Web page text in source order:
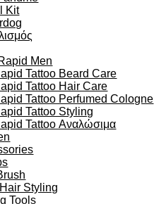
Kit
Men
Tattoo Beard Care
Tattoo Hair Care
Tattoo Perfumed Cologne
Tattoo Styling
Tattoo Αναλώσιμα
Styling
Tools